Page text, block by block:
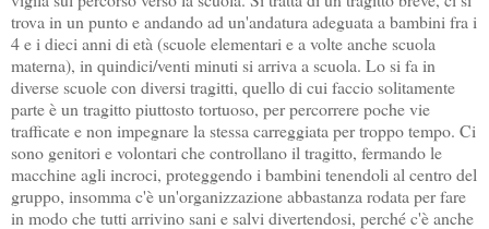
trova in un punto e andando ad un'andatura adeguata a bambini fra i
4 e i dieci anni di età (scuole elementari e a volte anche scuola
materna), in quindici/venti minuti si arriva a scuola. Lo si fa in
diverse scuole con diversi tragitti, quello di cui faccio solitamente
parte è un tragitto piuttosto tortuoso, per percorrere poche vie
trafficate e non impegnare la stessa carreggiata per troppo tempo. Ci
sono genitori e volontari che controllano il tragitto, fermando le
macchine agli incroci, proteggendo i bambini tenendoli al centro del
gruppo, insomma c'è un'organizzazione abbastanza rodata per fare
in modo che tutti arrivino sani e salvi divertendosi, perché c'è anche